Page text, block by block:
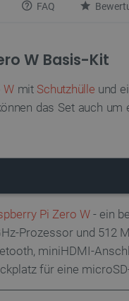
FAQ
W Basis-Kit
W mit Schutzhülle und
das Set auch um
Pi Zero W- ein
Prozessor und 512
miniHDMI-
für eine